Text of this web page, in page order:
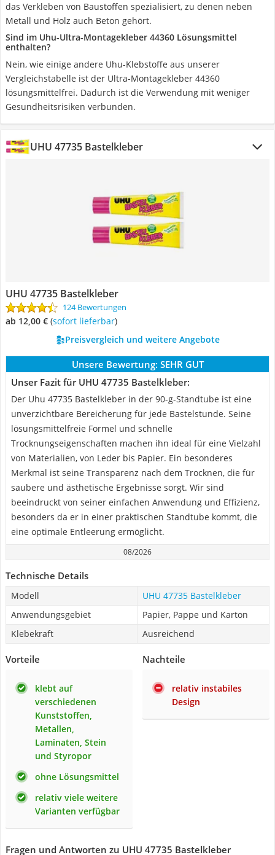
das Verkleben von Baustoffen spezialisiert, zu denen neben
Metall und Holz auch Beton gehört.
Sind im Uhu-Ultra-Montagekleber 44360 Lösungsmittel
enthalten?
Nein, wie einige andere Uhu-Klebstoffe aus unserer
Vergleichstabelle ist der Ultra-Montagekleber 44360
lösungsmittelfrei. Dadurch ist die Verwendung mit weniger
Gesundheitsrisiken verbunden.
UHU 47735 Bastelkleber
UHU 47735 Bastelkleber
124 Bewertungen
ab 12,00 € ( Sofort lieferbar)
Preisvergleich und weitere Angebote
Unsere Bewertung: SEHR GUT
Unser Fazit für UHU 47735 Bastelkleber:
Der Uhu 47735 Bastelkleber in der 90-g-Standtube ist eine
unverzichtbare Bereicherung für jede Bastelstunde. Seine
lösungsmittelfreie Formel und schnelle
Trocknungseigenschaften machen ihn ideal für eine Vielzahl
von Materialien, von Leder bis Papier. Ein besonderes
Merkmal ist seine Transparenz nach dem Trocknen, die für
saubere und ästhetische Ergebnisse sorgt. Wir sind
beeindruckt von seiner einfachen Anwendung und Effizienz,
besonders da er in einer praktischen Standtube kommt, die
eine optimale Entleerung ermöglicht.
08/2026
Technische Details
Modell
UHU 47735 Bastelkleber
Anwendungsgebiet
Papier, Pappe und Karton
Klebekraft
Ausreichend
Vorteile
klebt auf
verschiedenen
Kunststoffen,
Metallen,
Laminaten, Stein
und Styropor
ohne Lösungsmittel
relativ viele weitere
Varianten verfügbar
Nachteile
relativ instabiles
Design
Fragen und Antworten zu UHU 47735 Bastelkleber